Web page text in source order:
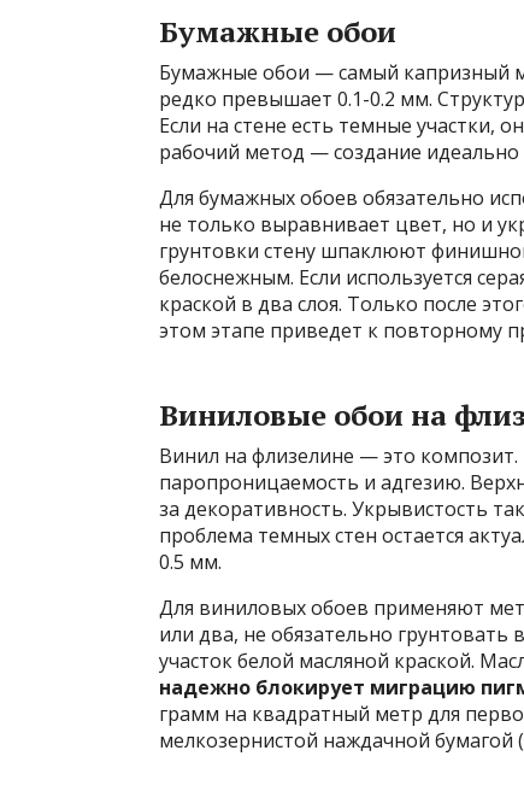
Бумажные обои
Бумажные обои — самый капризный
редко превышает 0.1-0.2 мм.
Если на стене есть темные участки,
рабочий метод — создание идеально
Для бумажных обоев обязательно
не только выравнивает цвет, но и
грунтовки стену шпаклюют
белоснежным. Если используется
краской в два слоя. Только после
этом этапе приведет к повторному
Виниловые обои на
Винил на флизелине — это
паропроницаемость и адгезию.
за декоративность. Укрывистость
проблема темных стен остается
0.5 мм.
Для виниловых обоев применяют
или два, не обязательно
участок белой масляной краской.
надежно блокирует миграцию
грамм на квадратный метр для
мелкозернистой наждачной бумагой